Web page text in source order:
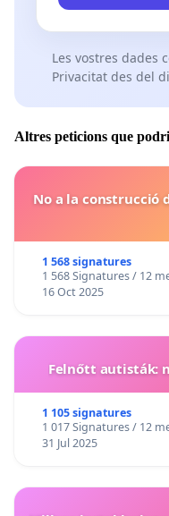
Les vostres dades
Privacitat des del
Altres peticions que
No a la construcció
1 568 signatures
1 568 Signatures / 12
16 Oct 2025
Felnőtt autisták:
1 105 signatures
1 017 Signatures / 12
31 Jul 2025